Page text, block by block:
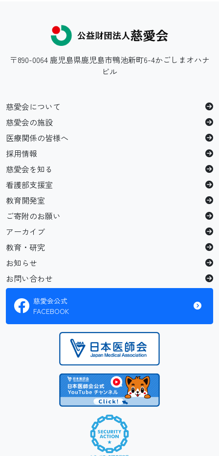
〒890-0064 鹿児島県鹿児島市鴨池新町6-4かごしまオハナ
ビル
慈愛会について
慈愛会の施設
医療関係の皆様へ
採用情報
慈愛会を知る
看護部支援室
教育開発室
ご寄附のお願い
アーカイブ
教育・研究
お知らせ
お問い合わせ
慈愛会公式
FACEBOOK